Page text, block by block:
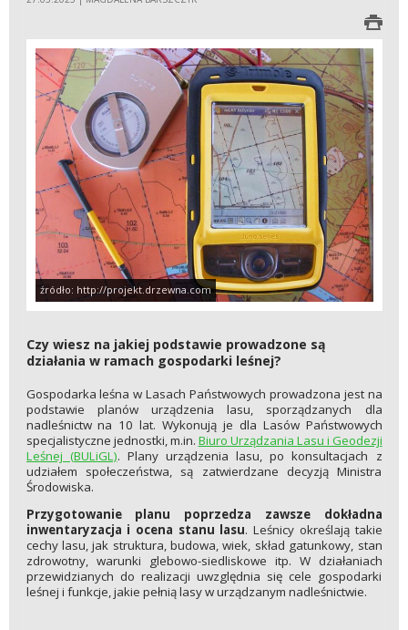
źródło: http://projekt.drzewna.com
Czy wiesz na jakiej podstawie prowadzone są
działania w ramach gospodarki leśnej?
Gospodarka leśna w Lasach Państwowych prowadzona jest na
podstawie planów urządzenia lasu, sporządzanych dla
nadleśnictw na 10 lat. Wykonują je dla Lasów Państwowych
specjalistyczne jednostki, m.in. Biuro Urządzania Lasu i Geodezji
Leśnej (BULiGL). Plany urządzenia lasu, po konsultacjach z
udziałem społeczeństwa, są zatwierdzane decyzją Ministra
Środowiska.
Przygotowanie planu
poprzedza zawsze dokładna
inwentaryzacja i ocena stanu lasu. Leśnicy określają takie
cechy lasu, jak struktura, budowa, wiek, skład gatunkowy, stan
zdrowotny, warunki glebowo-siedliskowe itp. W działaniach
przewidzianych do realizacji uwzględnia się cele gospodarki
leśnej i funkcje, jakie pełnią lasy w urządzanym nadleśnictwie.